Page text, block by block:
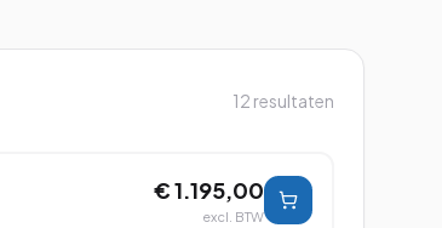
12 resultaten
€ 1.195,00
excl. BTW